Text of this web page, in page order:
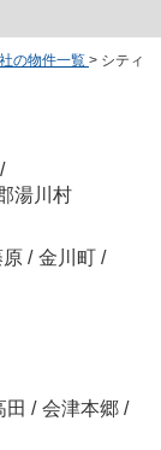
の物件一覧 > シティ
/
湯川村
原 / 金川町 /
田 / 会津本郷 /